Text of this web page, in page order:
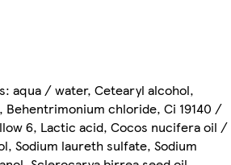
aqua / water, Cetearyl alcohol,
Behentrimonium chloride, Ci 19140 /
6, Lactic acid, Cocos nucifera oil /
Sodium laureth sulfate, Sodium